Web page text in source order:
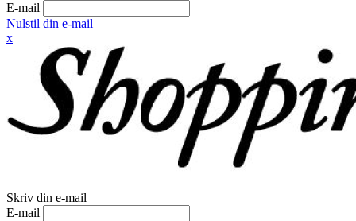
E-mail
Nulstil din e-mail
x
Skriv din e-mail
E-mail